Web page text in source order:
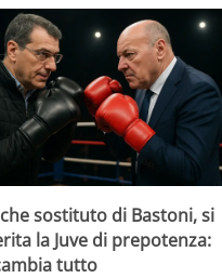
sostituto di Bastoni, si
la Juve di prepotenza:
tutto